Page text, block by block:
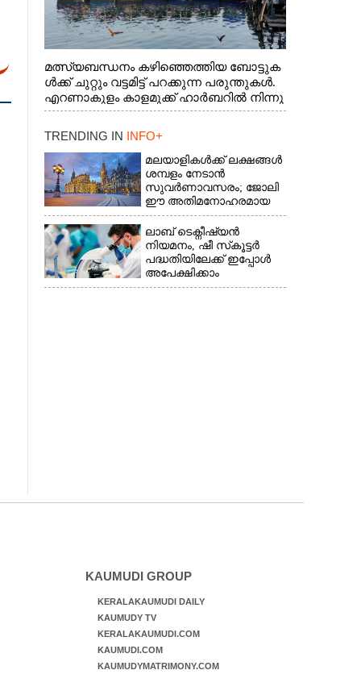
മത്സ്യബന്ധനം കഴിഞ്ഞെത്തിയ ബോട്ടുക
ൾക്ക് ചുറ്റും വട്ടമിട്ട് പറക്കുന്ന പരുന്തുകൾ.
എറണാകുളം കാളമുക്ക് ഹാർബറിൽ നിന്നു
ള്ള കാഴ്ച
TRENDING IN INFO+
മലയാളികൾക്ക് ലക്ഷങ്ങൾ
ശമ്പളം നേടാൻ
സുവർണാവസരം; ജോലി
ഈ അതിമനോഹരമായ
രാജ്യത്ത്
ലാബ് ടെക്നീഷ്യൻ
നിയമനം, ഷീ സ്‌കൂട്ടർ
പദ്ധതിയിലേക്ക് ഇപ്പോൾ
അപേക്ഷിക്കാം
KAUMUDI GROUP
KERALAKAUMUDI DAILY
KAUMUDY TV
KERALAKAUMUDI.COM
KAUMUDI.COM
KAUMUDYMATRIMONY.COM